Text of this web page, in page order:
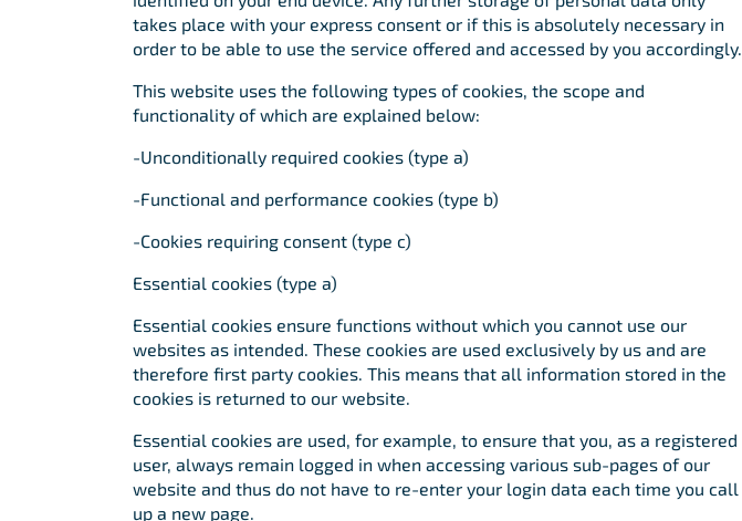
takes place with your express consent or if this is absolutely necessary in
order to be able to use the service offered and accessed by you accordingly.
This website uses the following types of cookies, the scope and
functionality of which are explained below:
-Unconditionally required cookies (type a)
-Functional and performance cookies (type b)
-Cookies requiring consent (type c)
Essential cookies (type a)
Essential cookies ensure functions without which you cannot use our
websites as intended. These cookies are used exclusively by us and are
therefore first party cookies. This means that all information stored in the
cookies is returned to our website.
Essential cookies are used, for example, to ensure that you, as a registered
user, always remain logged in when accessing various sub-pages of our
website and thus do not have to re-enter your login data each time you call
up a new page.